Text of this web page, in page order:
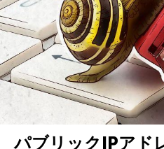
パブリックIPアド